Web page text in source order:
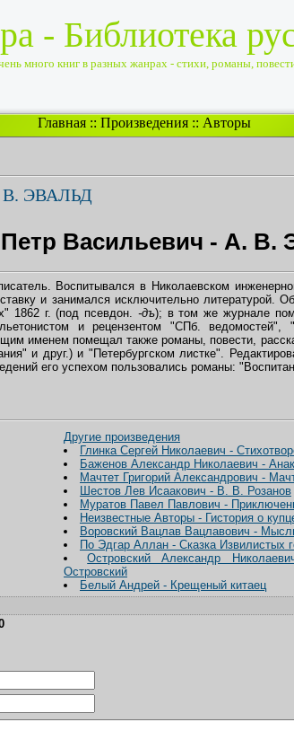
- Библиотека
много книг в разных жанрах - стихи, романы,
Главная :: Произведения :: Авторы
ЭВАЛЬД
Васильевич - А. В.
Воспитывался в Николаевском
и занимался исключительно литературой.
1862 г. (под псевдон. -дъ); в том же журнале
и рецензентом "СПб. ведомостей",
именем помещал также романы, повести,
и друг.) и "Петербургском листке".
его успехом пользовались романы:
Другие произведения
Глинка Сергей Николаевич -
Баженов Александр Николаевич -
Мачтет Григорий Александрович -
Шестов Лев Исаакович - В. В. Розанов
Муратов Павел Павлович -
Неизвестные Авторы - Гистория о
Воровский Вацлав Вацлавович -
По Эдгар Аллан - Сказка Извилистых
Островский Александр
Островский
Белый Андрей - Крещеный китаец